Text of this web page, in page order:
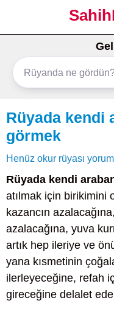
Rüyada kendi
görmek
Henüz okur rüyası
Rüyada kendi
atılmak için birikimini
kazancın
azalacağına, yuva
artık hep ileriye ve
yana kısmetinin
ilerleyeceğine, refah
gireceğine delalet